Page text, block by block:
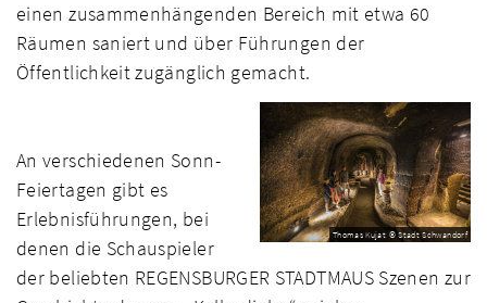
einen zusammenhängenden Bereich mit etwa 60
Räumen saniert und über Führungen der
Öffentlichkeit zugänglich gemacht.
Thomas Kujat © Stadt Schwandorf
An verschiedenen Sonn-
Feiertagen gibt es
Erlebnisführungen, bei
denen die Schauspieler
der beliebten REGENSBURGER STADTMAUS Szenen zur